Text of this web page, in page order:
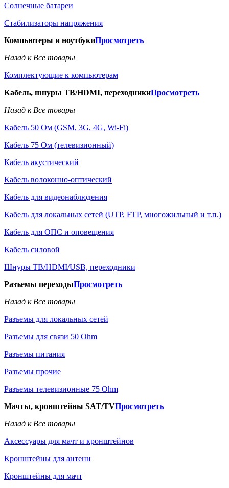
Солнечные батареи
Стабилизаторы напряжения
Компьютеры и ноутбукиПросмотреть
Назад к Все товары
Комплектующие к компьютерам
Кабель, шнуры ТВ/HDMI, переходникиПросмотреть
Назад к Все товары
Кабель 50 Ом (GSM, 3G, 4G, Wi-Fi)
Кабель 75 Ом (телевизионный)
Кабель акустический
Кабель волоконно-оптический
Кабель для видеонаблюдения
Кабель для локальных сетей (UTP, FTP, многожильный и т.п.)
Кабель для ОПС и оповещения
Кабель силовой
Шнуры ТВ/HDMI/USB, переходники
Разъемы переходыПросмотреть
Назад к Все товары
Разъемы для локальных сетей
Разъемы для связи 50 Ohm
Разъемы питания
Разъемы прочие
Разъемы телевизионные 75 Ohm
Мачты, кронштейны SAT/TVПросмотреть
Назад к Все товары
Аксессуары для мачт и кронштейнов
Кронштейны для антенн
Кронштейны для мачт